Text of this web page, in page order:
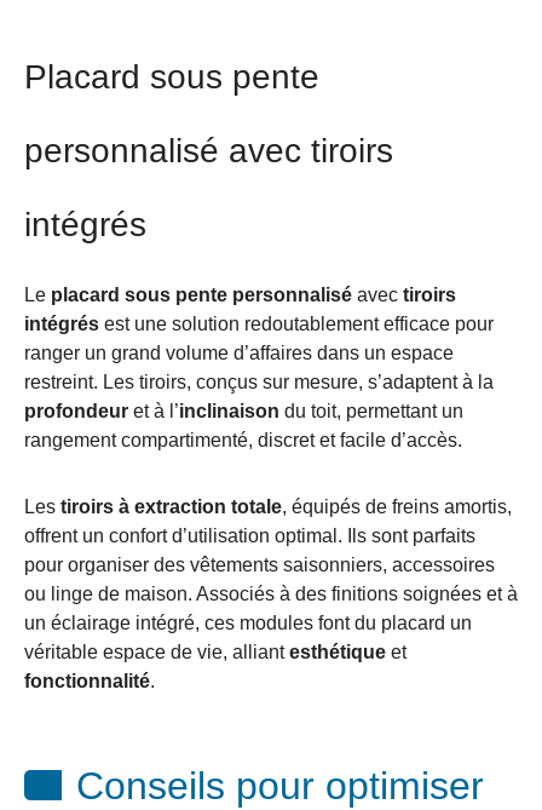
Placard sous pente
personnalisé avec tiroirs
intégrés
Le placard sous pente personnalisé avec tiroirs
intégrés est une solution redoutablement efficace pour
ranger un grand volume d’affaires dans un espace
restreint. Les tiroirs, conçus sur mesure, s’adaptent à la
profondeur et à l’inclinaison du toit, permettant un
rangement compartimenté, discret et facile d’accès.
Les tiroirs à extraction totale, équipés de freins amortis,
offrent un confort d’utilisation optimal. Ils sont parfaits
pour organiser des vêtements saisonniers, accessoires
ou linge de maison. Associés à des finitions soignées et à
un éclairage intégré, ces modules font du placard un
véritable espace de vie, alliantesthétique et
fonctionnalité.
Conseils pour optimiser